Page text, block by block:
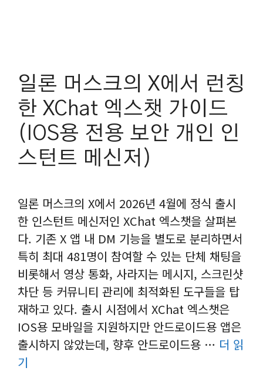
일론 머스크의 X에서 런칭
한 XChat 엑스챗 가이드
(IOS용 전용 보안 개인 인
스턴트 메신저)
일론 머스크의 X에서 2026년 4월에 정식 출시
한 인스턴트 메신저인 XChat 엑스챗을 살펴본
다. 기존 X 앱 내 DM 기능을 별도로 분리하면서
특히 최대 481명이 참여할 수 있는 단체 채팅을
비롯해서 영상 통화, 사라지는 메시지, 스크린샷
차단 등 커뮤니티 관리에 최적화된 도구들을 탑
재하고 있다. 출시 시점에서 XChat 엑스챗은
IOS용 모바일을 지원하지만 안드로이드용 앱은
출시하지 않았는데, 향후 안드로이드용 … 더 읽
기